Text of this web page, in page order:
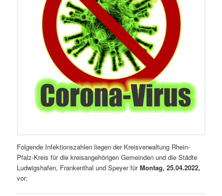
Folgende Infektionszahlen liegen der Kreisverwaltung Rhein-
Pfalz-Kreis für die kreisangehörigen Gemeinden und die Städte
Ludwigshafen, Frankenthal und Speyer fürMontag, 25.04.2022,
vor: